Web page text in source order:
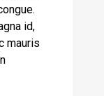
id,
mauris